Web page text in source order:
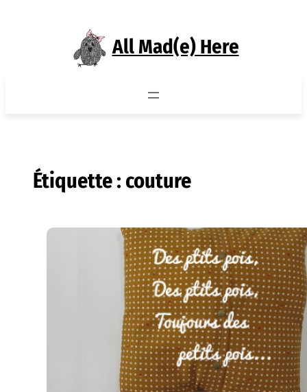
All Mad(e) Here
Étiquette :couture